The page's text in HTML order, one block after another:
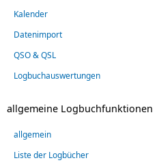
Kalender
Datenimport
QSO & QSL
Logbuchauswertungen
allgemeine Logbuchfunktionen
allgemein
Liste der Logbücher